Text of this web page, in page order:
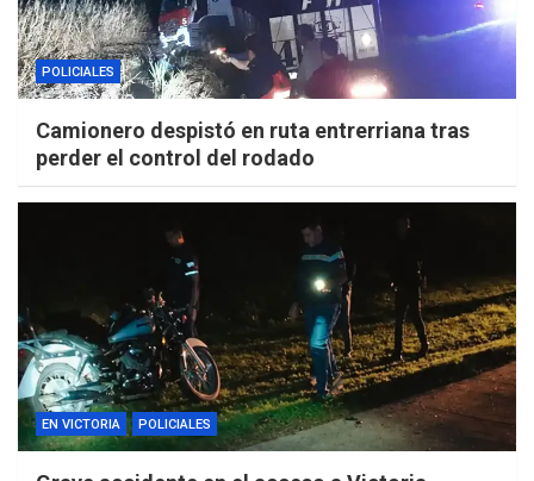
POLICIALES
Camionero despistó en ruta entrerriana tras
perder el control del rodado
EN VICTORIA POLICIALES